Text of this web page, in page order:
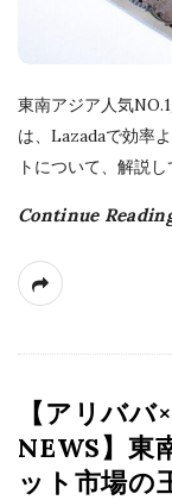
東南アジア人気
は、Lazadaで効率
トについて、解説し
Continue
【アリバ
NEWS】東
ット市場の